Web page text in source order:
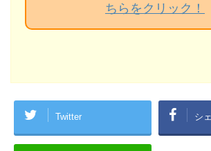
ちらをクリック！
Twitter シ